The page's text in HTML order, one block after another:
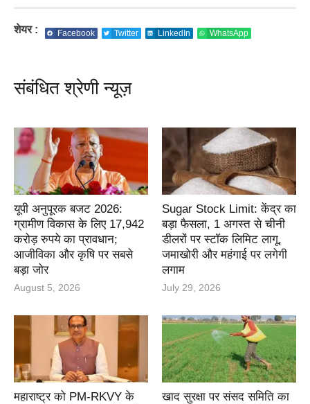
शेयर : Facebook Twitter LinkedIn WhatsApp
संबंधित श्रेणी न्यूज़
यूपी अनुपूरक बजट 2026:
ग्रामीण विकास के लिए 17,942
करोड़ रुपये का प्रावधान;
आजीविका और कृषि पर सबसे
बड़ा जोर
August 5, 2026
Sugar Stock Limit: केंद्र का
बड़ा फैसला, 1 अगस्त से चीनी
डीलरों पर स्टॉक लिमिट लागू,
जमाखोरी और महंगाई पर लगेगी
लगाम
July 29, 2026
महाराष्ट्र को PM-RKVY के
खाद सुरक्षा पर संसद समिति का